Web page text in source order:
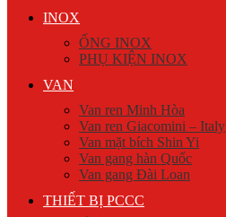
INOX
ỐNG INOX
PHỤ KIỆN INOX
VAN
Van ren Minh Hòa
Van ren Giacomini – Italy
Van mặt bích Shin Yi
Van gang hàn Quốc
Van gang Đài Loan
THIẾT BỊ PCCC